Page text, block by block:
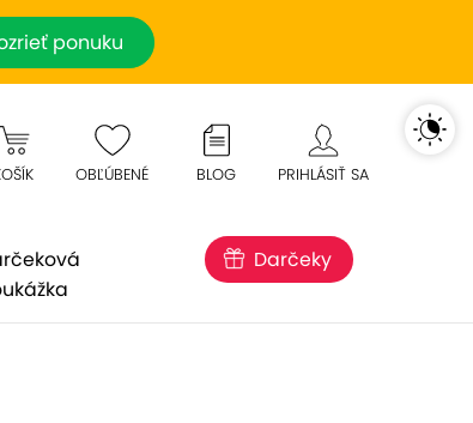
ponuku
OBĽÚBENÉ BLOG PRIHLÁSIŤ SA
Darčeky